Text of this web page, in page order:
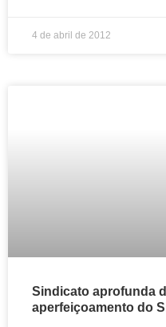
4 de abril de 2012
Sindicato aprofunda
aperfeiçoamento do